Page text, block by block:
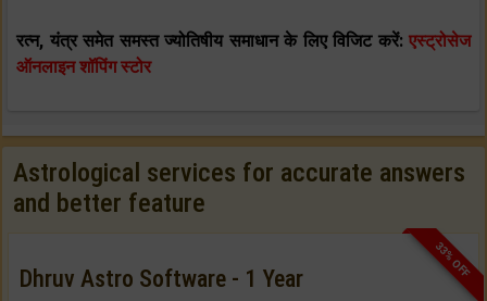
रत्न, यंत्र समेत समस्त ज्योतिषीय समाधान के लिए विजिट करें: एस्ट्रोसेज
ऑनलाइन शॉपिंग स्टोर
Astrological services for accurate answers
and better feature
33% OFF
Dhruv Astro Software - 1 Year